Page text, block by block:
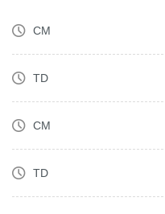
CM
TD
CM
TD